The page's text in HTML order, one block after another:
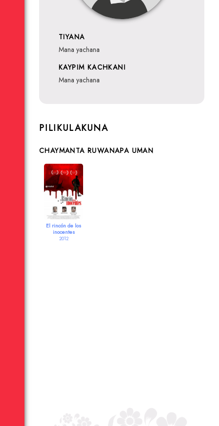
TIYANA
mana yachana
KAYPIM KACHKANI
mana yachana
PILIKULAKUNA
CHAYMANTA RUWANAPA UMAN
El rincón de los
inocentes
2012